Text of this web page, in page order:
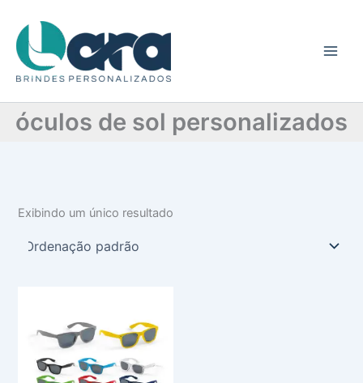
para
conteúdo
óculos de sol personalizados
t
e
r
i
Exibindo um único resultado